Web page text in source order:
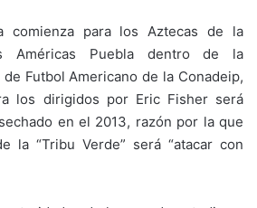
comienza para los Aztecas de la
Américas Puebla dentro de la
Futbol Americano de la Conadeip,
los dirigidos por Eric Fisher será
en el 2013, razón por la que
la “Tribu Verde” será “atacar con